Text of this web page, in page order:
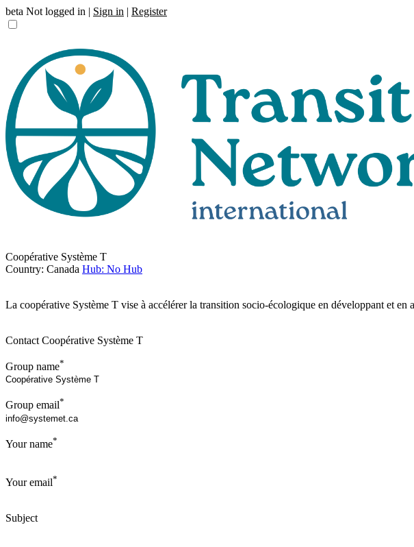
beta Not logged in | Sign in | Register
Coopérative Système T
Country: Canada Hub: No Hub
La coopérative Système T vise à accélérer la transition socio-écologique en développant et
Contact Coopérative Système T
Group name*
Group email*
Your name*
Your email*
Subject